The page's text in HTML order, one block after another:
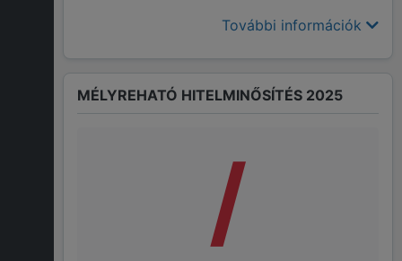
További információk
MÉLYREHATÓ HITELMINŐSÍTÉS 2025
/